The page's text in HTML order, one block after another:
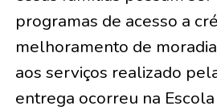
programas de acesso a
melhoramento de
aos serviços realizado
entrega ocorreu na